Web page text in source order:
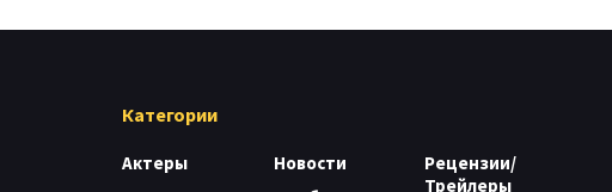
Категории
Актеры
Новости
Рецензии/
Трейлеры